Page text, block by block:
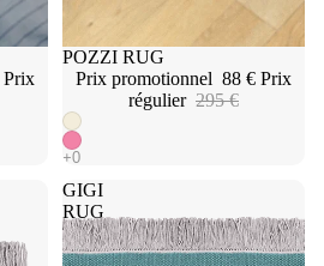
Prix
Promotion
POZZI RUG
Prix promotionnel 88 € Prix
régulier 295 €
GIGI
RUG